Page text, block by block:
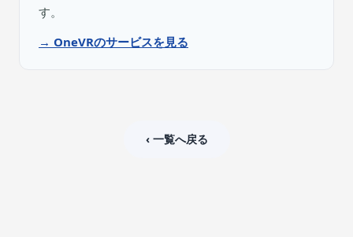
す。
→ OneVRのサービスを見る
‹ 一覧へ戻る